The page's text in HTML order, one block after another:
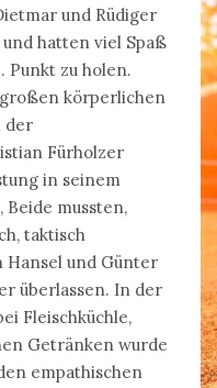
und Rüdiger
hatten viel Spaß
Punkt zu holen.
körperlichen
der
Fürholzer
in seinem
Beide mussten,
taktisch
Hansel und Günter
überlassen. In der
Fleischküchle,
Getränken wurde
empathischen